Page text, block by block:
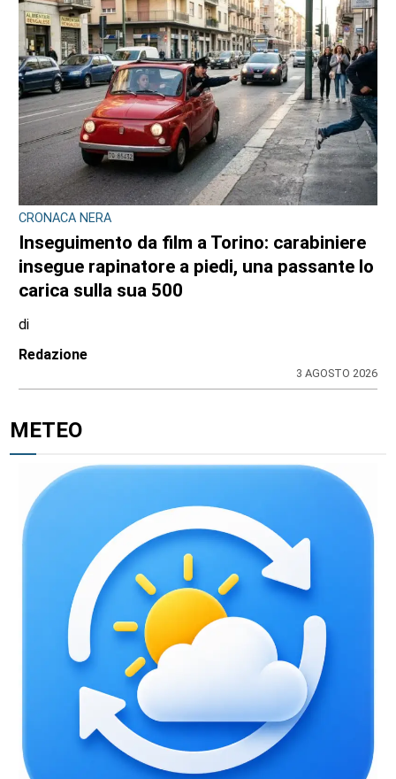
CRONACA NERA
Inseguimento da film a Torino: carabiniere
insegue rapinatore a piedi, una passante lo
carica sulla sua 500
di
Redazione
3 AGOSTO 2026
METEO